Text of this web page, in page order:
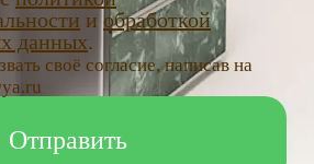
и обработкой
данных.
своё согласие, написав на